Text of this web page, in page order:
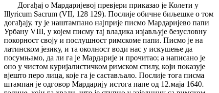
Догађај о Мардаријевој превјери приказао је Колети у
Illyricum Sacrum (VII, 128 129). Послије обичне биљешке о том
догађају, ту је наштампано најприје писмо Мардаријево папи
Урбану VIII, у којем писму тај владика изјављује безусловну
покорност своју и послушност римскоме папи. Писмо је на
латинском језику, и та околност води нас у искушење да
посумњамо, да ли га је Мардарије и прочитао; а написано је
оно у чистом куријалистичком римском стилу, који показује
вјешто перо лица, које га је састављало. Послије тога писма
штампан је одговор Мардарију истога папе од 12.маја 1640.